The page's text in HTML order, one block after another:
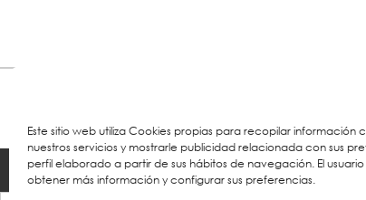
Este sitio web utiliza Cookies propias para recopilar información
nuestros servicios y mostrarle publicidad relacionada con sus
perfil elaborado a partir de sus hábitos de navegación. El
obtener más información y configurar sus preferencias.
© 2023 Colegio URKIDE Ikastetxea, School.